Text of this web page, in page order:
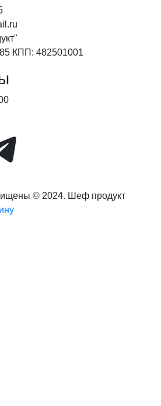
КПП: 482501001
© 2024. Шеф продукт